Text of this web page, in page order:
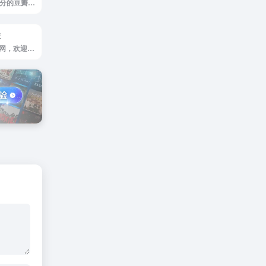
天浪书屋官网，高分的豆瓣手机电子书网站，经典pdf，txt，mobi，epub，kindle电子书免费下载
Yiove 书源仓库官网，欢迎来到我们的书源整合网站，这是一个专为小说阅读爱好者设计的平台。我们提供最新最全的书源配置文件，让你在各种阅读APP上轻松搜索到心仪的小说。